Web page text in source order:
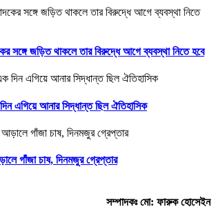
সঙ্গে জড়িত থাকলে তার বিরুদ্ধে আগে ব্যবস্থা নিতে হবে
দিন এগিয়ে আনার সিদ্ধান্ত ছিল ঐতিহাসিক
গাঁজা চাষ, দিনমজুর গ্রেপ্তার
সম্পাদকঃ মো: ফারুক হোসেইন